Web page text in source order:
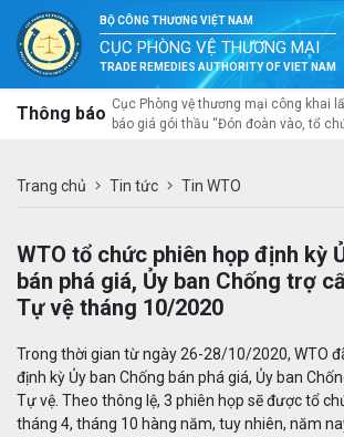
BỘ CÔNG THƯƠNG VIỆT NAM
CỤC PHÒNG VỆ THƯƠNG MẠI
TRADE REMEDIES AUTHORITY OF VIET NAM
Thông báo
mời thầu
nhân trong
bộ ngành,
tham gia
mới”
Cục Phòng vệ thương mại công khai
báo giá gói thầu “Đón đoàn vào, tổ
doanh nghiệp sản xuất trong nước tại
Trang chủ Tin tức Tin WTO
WTO tổ chức phiên họp định kỳ
bán phá giá, Ủy ban Chống trợ
Tự vệ tháng 10/2020
Trong thời gian từ ngày 26-28/10/2020, WTO
định kỳ Ủy ban Chống bán phá giá, Ủy ban
Tự vệ. Theo thông lệ, 3 phiên họp sẽ được tổ
tháng 4, tháng 10 hàng năm, tuy nhiên, năm